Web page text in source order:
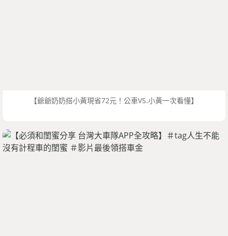
【爺爺奶奶搭小黃現省72元！公車VS.小黃一次看懂】